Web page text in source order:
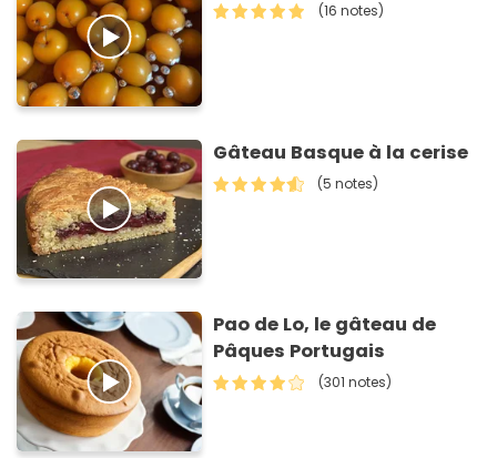
(16 notes)
Gâteau Basque à la cerise
(5 notes)
Pao de Lo, le gâteau de
Pâques Portugais
(301 notes)